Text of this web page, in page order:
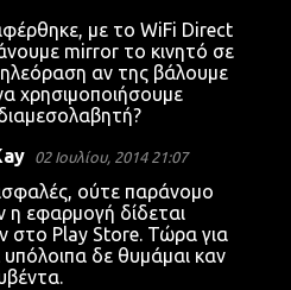
με το WiFi Direct
mirror το κινητό σε
αν της βάλουμε
χρησιμοποιήσουμε
02 Ιουλίου, 2014 21:07
ούτε παράνομο
η εφαρμογή δίδεται
στο Play Store. Τώρα για
δε θυμάμαι καν